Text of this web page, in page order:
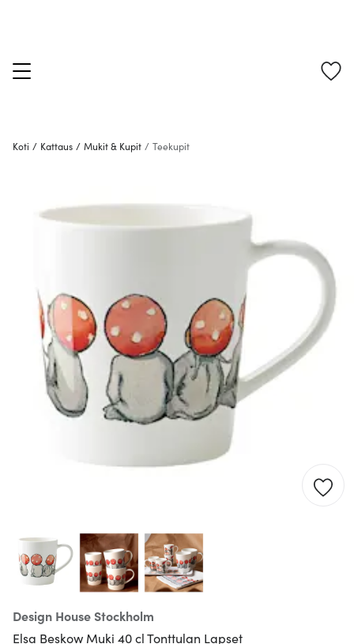
Koti / Kattaus / Mukit & Kupit / Teekupit
Design House Stockholm
Elsa Beskow Muki 40 cl Tonttulan Lapset